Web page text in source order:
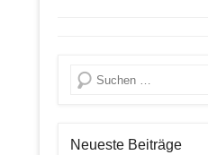
Suche
Neueste Beiträge